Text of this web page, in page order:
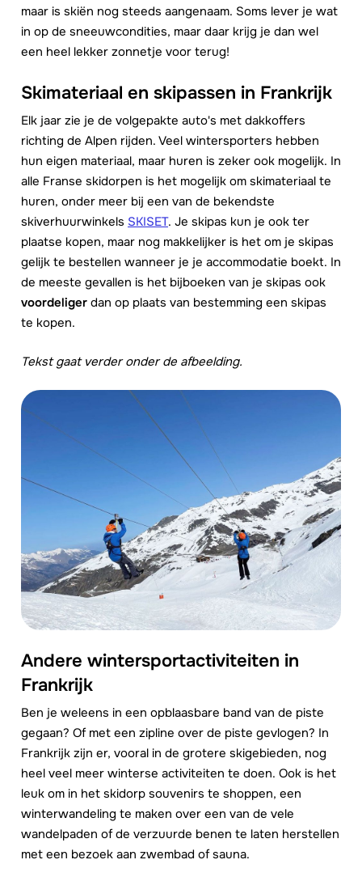
maar is skiën nog steeds aangenaam. Soms lever je wat
in op de sneeuwcondities, maar daar krijg je dan wel
een heel lekker zonnetje voor terug!
Skimateriaal en skipassen in Frankrijk
Elk jaar zie je de volgepakte auto's met dakkoffers
richting de Alpen rijden. Veel wintersporters hebben
hun eigen materiaal, maar huren is zeker ook mogelijk. In
alle Franse skidorpen is het mogelijk om skimateriaal te
huren, onder meer bij een van de bekendste
skiverhuurwinkels SKISET. Je skipas kun je ook ter
plaatse kopen, maar nog makkelijker is het om je skipas
gelijk te bestellen wanneer je je accommodatie boekt. In
de meeste gevallen is het bijboeken van je skipas ook
voordeliger dan op plaats van bestemming een skipas
te kopen.
Tekst gaat verder onder de afbeelding.
Andere wintersportactiviteiten in
Frankrijk
Ben je weleens in een opblaasbare band van de piste
gegaan? Of met een zipline over de piste gevlogen? In
Frankrijk zijn er, vooral in de grotere skigebieden, nog
heel veel meer winterse activiteiten te doen. Ook is het
leuk om in het skidorp souvenirs te shoppen, een
winterwandeling te maken over een van de vele
wandelpaden of de verzuurde benen te laten herstellen
met een bezoek aan zwembad of sauna.